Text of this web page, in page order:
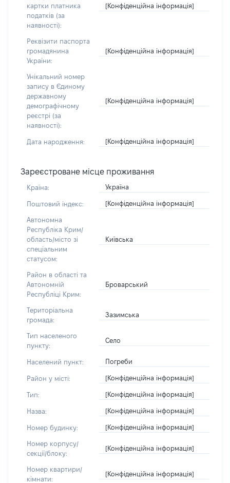
картки платника
податків (за
наявності):
[Конфіденційна інформація]
Реквізити паспорта
громадянина
України:
[Конфіденційна інформація]
Унікальний номер
запису в Єдиному
державному
демографічному
реєстрі (за
наявності):
[Конфіденційна інформація]
Дата народження: [Конфіденційна інформація]
Зареєстроване місце проживання
Країна: Україна
Поштовий індекс: [Конфіденційна інформація]
Автономна
Республіка Крим/
область/місто зі
спеціальним
статусом:
Київська
Район в області та
Автономній
Республіці Крим:
Броварський
Територіальна
громада:
Зазимська
Тип населеного
пункту:
Село
Населений пункт: Погреби
Район у місті: [Конфіденційна інформація]
Тип: [Конфіденційна інформація]
Назва: [Конфіденційна інформація]
Номер будинку: [Конфіденційна інформація]
Номер корпусу/
секції/блоку:
[Конфіденційна інформація]
Номер квартири/
кімнати:
[Конфіденційна інформація]